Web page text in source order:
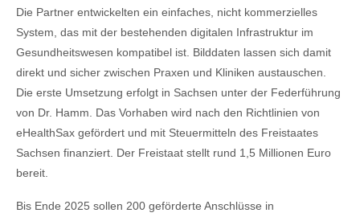
Die Partner entwickelten ein einfaches, nicht kommerzielles
System, das mit der bestehenden digitalen Infrastruktur im
Gesundheitswesen kompatibel ist. Bilddaten lassen sich damit
direkt und sicher zwischen Praxen und Kliniken austauschen.
Die erste Umsetzung erfolgt in Sachsen unter der Federführung
von Dr. Hamm. Das Vorhaben wird nach den Richtlinien von
eHealthSax gefördert und mit Steuermitteln des Freistaates
Sachsen finanziert. Der Freistaat stellt rund 1,5 Millionen Euro
bereit.
Bis Ende 2025 sollen 200 geförderte Anschlüsse in